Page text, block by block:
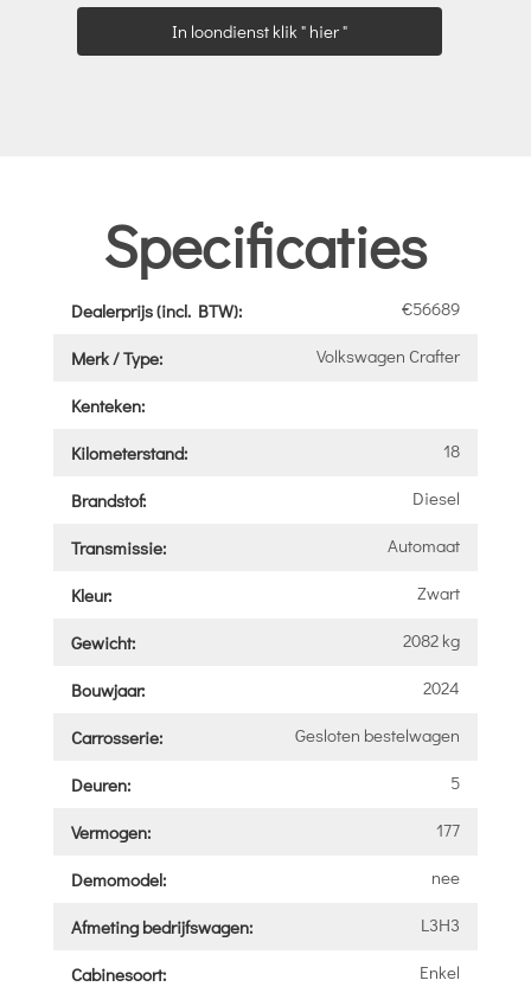
In loondienst klik " hier "
Specificaties
Dealerprijs (incl. BTW): €56689
Merk / Type: Volkswagen Crafter
Kenteken:
Kilometerstand:
18
Brandstof: Diesel
Transmissie: Automaat
Kleur: Zwart
Gewicht: 2082 kg
Bouwjaar: 2024
Carrosserie: Gesloten bestelwagen
Deuren: 5
Vermogen: 177
Demomodel: nee
Afmeting bedrijfswagen: L3H3
Cabinesoort: Enkel